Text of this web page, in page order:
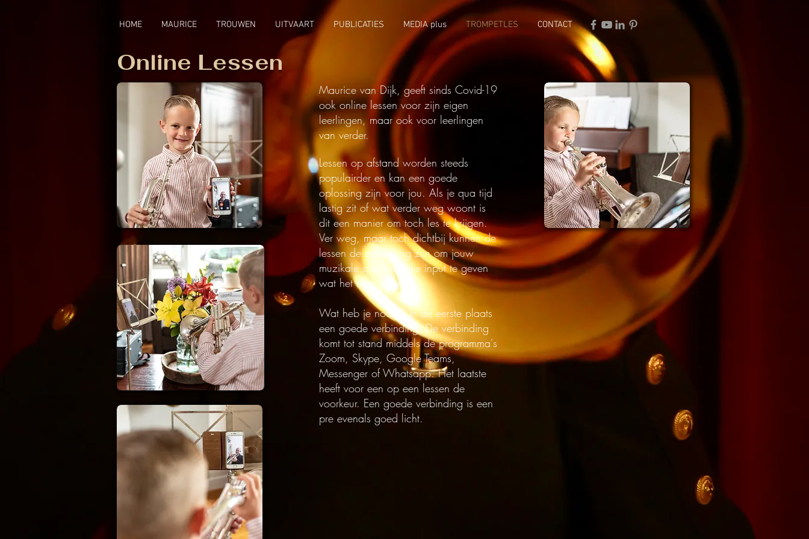
HOME MAURICE TROUWEN UITVAART PUBLICATIES MEDIA plus TROMPETLES CONTACT
Online Lessen
Maurice van Dijk, geeft sinds Covid-19
ook online lessen voor zijn eigen
leerlingen, maar ook voor leerlingen
van verder.
Lessen op afstand worden steeds
populairder en kan een goede
oplossing zijn voor jou. Als je qua tijd
lastig zit of wat verder weg woont is
dit een manier om toch les te krijgen.
Ver weg, maar toch dichtbij kunnen de
lessen de aanvulling zijn om jouw
muzikale spel toch die input te geven
wat het nodig heeft.
Wat heb je nodig? In de eerste plaats
een goede verbinding. De verbinding
komt tot stand middels de programma's
Zoom, Skype, Google Teams,
Messenger of Whatsapp. Het laatste
heeft voor een op een lessen de
voorkeur. Een goede verbinding is een
pre evenals goed licht.